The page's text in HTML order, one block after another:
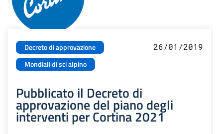
Decreto di approvazione
Mondiali di sci alpino
26/01/2019
Pubblicato il Decreto di
approvazione del piano degli
interventi per Cortina 2021